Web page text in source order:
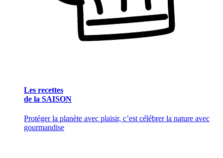
Les recettes
de la SAISON
Protéger la planète avec plaisir, c’est célébrer la nature avec
gourmandise